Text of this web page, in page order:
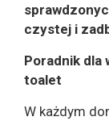
czystej i
Poradnik dla
toalet
W każdym